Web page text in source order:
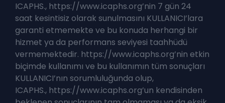
ICAPHS., https://www.icaphs.org’nin 7 gün 24
saat kesintisiz olarak sunulmasını KULLANICI’lara
garanti etmemekte ve bu konuda herhangi bir
hizmet ya da performans seviyesi taahhüdü
vermemektedir. https://www.icaphs.org’nin etkin
biçimde kullanımı ve bu kullanımın tüm sonuçları
KULLANICI’nın sorumluluğunda olup,
ICAPHS., https://www.icaphs.org’un kendisinden